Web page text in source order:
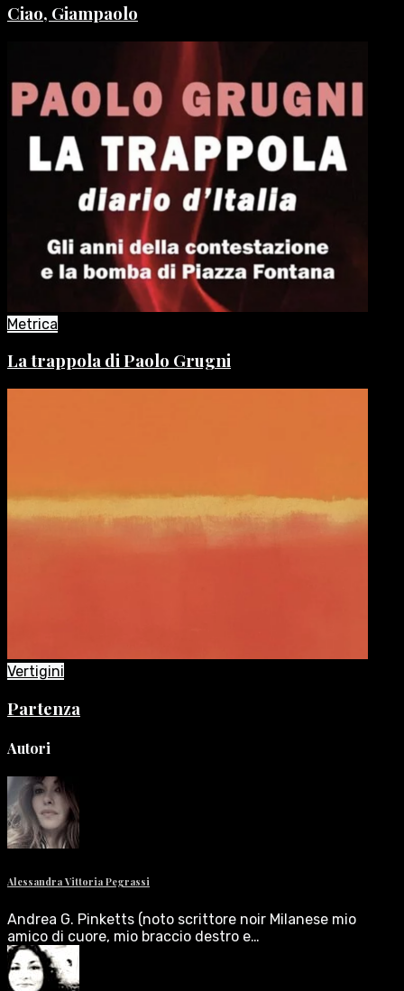
Ciao, Giampaolo
Metrica
La trappola di Paolo Grugni
Vertigini
Partenza
Autori
Alessandra Vittoria Pegrassi
Andrea G. Pinketts (noto scrittore noir Milanese mio
amico di cuore, mio braccio destro e…